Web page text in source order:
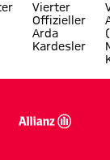
Vierter
Offizieller
Arda
Kardesler